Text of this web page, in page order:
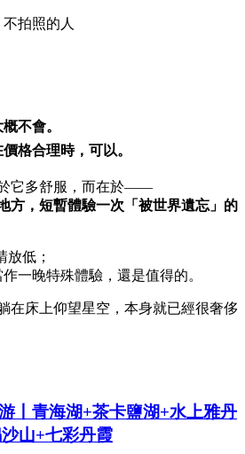
拍照的人
不會。
格合理時，可以。
它多舒服，而在於——
方，短暫體驗一次「被世界遺忘」的
放低；
一晚特殊體驗，還是值得的。
在床上仰望星空，本身就已經很奢侈
丨青海湖+茶卡鹽湖+水上雅丹
山+七彩丹霞